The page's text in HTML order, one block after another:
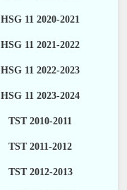
HSG 11 2020-2021
HSG 11 2021-2022
HSG 11 2022-2023
HSG 11 2023-2024
TST 2010-2011
TST 2011-2012
TST 2012-2013